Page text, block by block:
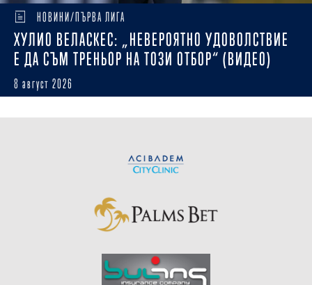
НОВИНИ/ПЪРВА ЛИГА
ХУЛИО ВЕЛАСКЕС: „НЕВЕРОЯТНО УДОВОЛСТВИЕ
Е ДА СЪМ ТРЕНЬОР НА ТОЗИ ОТБОР“ (ВИДЕО)
8 август 2026